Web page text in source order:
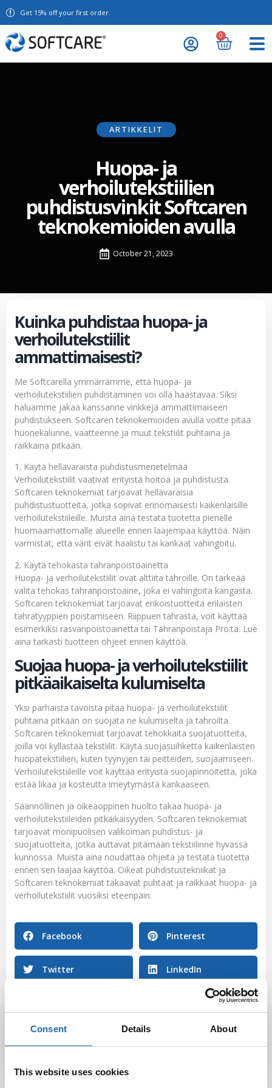
Consent Details About
This website uses cookies
Get 15% off your first order.
0
ARTIKKELIT
Huopa- ja
verhoilutekstiilien
puhdistusvinkit Softcaren
teknokemioiden avulla
October 21, 2023
Kuinka puhdistaa huopa- ja
verhoilutekstiilit
ammattimaisesti?
Me Softcarella ymmärrämme, että huopa- ja
verhoilutekstiilien puhdistaminen voi olla haastavaa. Siksi
haluamme jakaa kanssanne vinkkejä ammattimaiseen
puhdistukseen. Softcaren teknokemioiden avulla voitte pitää
huonekalunne, vaatteenne ja muut tekstiilit puhtaina ja
raikkaina pitkään.
1. Käytä hellävaraista puhdistusmenetelmää
Verhoilutekstiilit vaativat erityistä hoitoa ja puhdistusta.
Softcaren teknokemiat tarjoavat hellävaraisia
puhdistustuotteita, jotka sopivat erinomaisesti kaikenlaisille
verhoilutekstiileille. Muista aina testata tuotetta pienelle
huomaamattomalle alueelle ennen laajempaa käyttöä. Näin
varmistat, että värit eivät haalistu tai kankaat vahingoitu.
2. Käytä tehokasta tahranpoistoainetta
Huopa- ja verhoilutekstiilit ovat alttiita tahroille. On tärkeää
valita tehokas tahranpoistoaine, joka ei vahingoita kangasta.
Softcaren teknokemiat tarjoavat erikoistuotteita erilaisten
tahratyyppien poistamiseen. Riippuen tahrasta, voit käyttää
esimerkiksi rasvanpoistoainetta tai Tahranpoistaja Pro:ta. Lue
aina tarkasti tuotteen ohjeet ennen käyttöä.
Suojaa huopa- ja verhoilutekstiilit
pitkäaikaiselta kulumiselta
Yksi parhaista tavoista pitää huopa- ja verhoilutekstiilit
puhtaina pitkään on suojata ne kulumiselta ja tahroilta.
Softcaren teknokemiat tarjoavat tehokkaita suojatuotteita,
joilla voi kyllästää tekstiilit. Käytä suojasuihketta kaikenlaisten
huopatekstiilien, kuten tyynyjen tai peitteiden, suojaamiseen.
Verhoilutekstiileille voit käyttää erityistä suojapinnoitetta, joka
estää likaa ja kosteutta imeytymästä kankaaseen.
Säännöllinen ja oikeaoppinen huolto takaa huopa- ja
verhoilutekstiileiden pitkäikäisyyden. Softcaren teknokemiat
tarjoavat monipuolisen valikoiman puhdistus- ja
suojatuotteita, jotka auttavat pitämään tekstiilinne hyvässä
kunnossa. Muista aina noudattaa ohjeita ja testata tuotetta
ennen sen laajaa käyttöä. Oikeat puhdistustekniikat ja
Softcaren teknokemiat takaavat puhtaat ja raikkaat huopa- ja
verhoilutekstiilit vuosiksi eteenpäin.
Facebook Pinterest
Twitter LinkedIn